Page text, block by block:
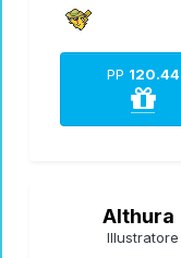
PP 120.44
Althura
Illustratore